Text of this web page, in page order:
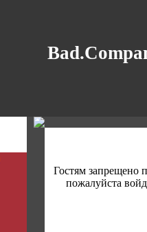
Гостям запрещено
пожалуйста